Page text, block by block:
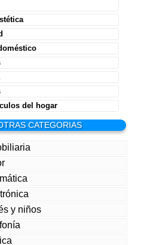
del hogar
CATEGORIAS
y niños